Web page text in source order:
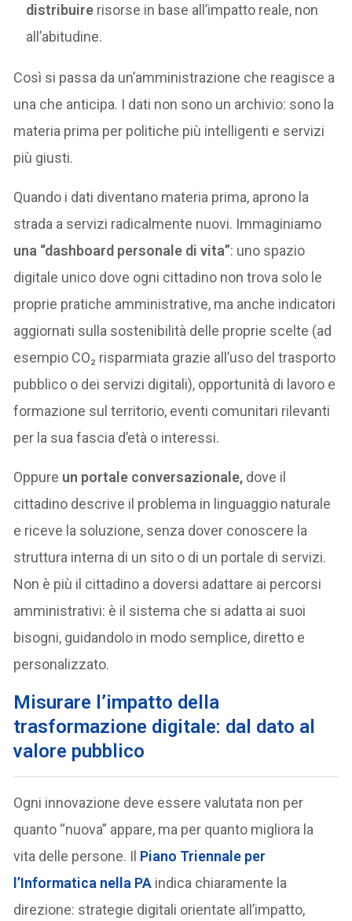
distribuire risorse in base all’impatto reale, non
all’abitudine.
Così si passa da un’amministrazione che reagisce a
una che anticipa. I dati non sono un archivio: sono la
materia prima per politiche più intelligenti e servizi
più giusti.
Quando i dati diventano materia prima, aprono la
strada a servizi radicalmente nuovi. Immaginiamo
una “dashboard personale di vita”: uno spazio
digitale unico dove ogni cittadino non trova solo le
proprie pratiche amministrative, ma anche indicatori
aggiornati sulla sostenibilità delle proprie scelte (ad
esempio CO₂ risparmiata grazie all’uso del trasporto
pubblico o dei servizi digitali), opportunità di lavoro e
formazione sul territorio, eventi comunitari rilevanti
per la sua fascia d’età o interessi.
Oppure un portale conversazionale, dove il
cittadino descrive il problema in linguaggio naturale
e riceve la soluzione, senza dover conoscere la
struttura interna di un sito o di un portale di servizi.
Non è più il cittadino a doversi adattare ai percorsi
amministrativi: è il sistema che si adatta ai suoi
bisogni, guidandolo in modo semplice, diretto e
personalizzato.
Misurare l’impatto della
trasformazione digitale: dal dato al
valore pubblico
Ogni innovazione deve essere valutata non per
quanto “nuova” appare, ma per quanto migliora la
vita delle persone. Il Piano Triennale per
l’Informatica nella PA indica chiaramente la
direzione: strategie digitali orientate all’impatto,